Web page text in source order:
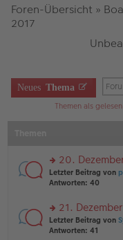
Foren-Übersicht »
2017
Neues Thema
Themen als
rs
te
n
g
el
20.
Letzter Beitrag von
Antworten: 40
rs
te
21.
Letzter Beitrag von
Antworten: 41